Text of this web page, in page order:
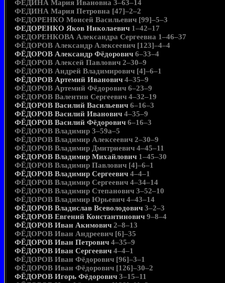
ФЕДИНА Мария Ивановна 3–63–14
ФЕДИНА Мария Петровна [47]–2–2
ФЕДОРЕНКО Моисей Васильевич [99]–5–3
ФЕДОРЕНКО Яков Николаевич 1–42–17
ФЕДОРЕНКОВА Александра Сергеевна 1–46–37
ФЁДОРОВ Александр Алексеевич [123]–4–4
ФЁДОРОВ Александр Фёдорович 6–33–4
ФЁДОРОВ Алексей Павлович 2–30–9
ФЁДОРОВ Андрей Владимирович [4]–6–1
ФЁДОРОВ Артемий Иванович 4–35–9
ФЁДОРОВ Артемий Фёдорович 6–23–9
ФЁДОРОВ Валентин Сергеевич 4–32–19
ФЁДОРОВ Василий Васильевич 6–16–3
ФЁДОРОВ Василий Иванович 4–35–9
ФЁДОРОВ Василий Фёдорович 6–16–3
ФЁДОРОВ Владимир 3–59а–5
ФЁДОРОВ Владимир Алексеевич 2–30–9
ФЁДОРОВ Владимир Дмитриевич 4–45–11
ФЁДОРОВ Владимир Михайлович 1–45–30
ФЁДОРОВ Владимир Павлович [4]–6–1
ФЁДОРОВ Владимир Сергеевич 4–4–1
ФЁДОРОВ Владимир Сергеевич 4–34–14
ФЁДОРОВ Владимир Степанович 3–52–10
ФЁДОРОВ Владимир Юрьевич 4–43–14
ФЁДОРОВ Владислав Всеволодович 3–2–3
ФЁДОРОВ Евгений Константинович 9–8–4
ФЁДОРОВ Иван Акимович 2–8–13
ФЁДОРОВ Иван Андреевич [6]–35
ФЁДОРОВ Иван Петрович 4–35–9
ФЁДОРОВ Иван Сергеевич 4–4–1
ФЁДОРОВ Иван Фёдорович [96]–3–1
ФЁДОРОВ Иван Фёдорович [126]–30–2
ФЁДОРОВ Игорь Фёдорович 3–15–11